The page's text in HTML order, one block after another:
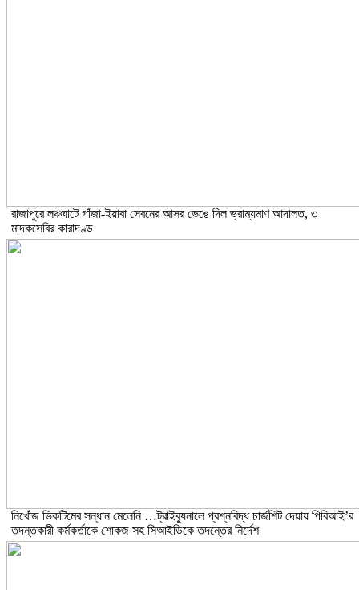
রাজাপুরে লঞ্চঘাটে গাঁজা-ইয়াবা সেবনের আসর ভেঙে দিল ভ্রাম্যমাণ আদালত, ৩
মাদকসেবির কারাদণ্ড
নিখোঁজ ভিকটিমের সন্ধান মেলেনি …ট্রাইব্যুনালে প্রশ্নবিদ্ধ চার্জশিট দেয়ায় পিবিআই’র
তদন্তকারী কর্মকর্তাকে শোকজ সহ সিআইডিকে তদন্তের নির্দেশ